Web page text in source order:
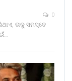
0
ତାକୁ ସମସ୍ତେ